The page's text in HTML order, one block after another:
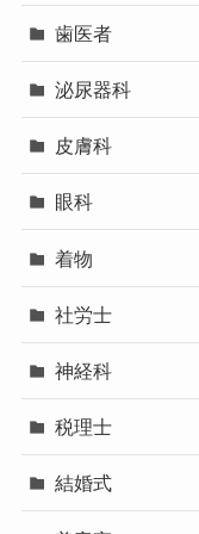
歯医者
泌尿器科
皮膚科
眼科
着物
社労士
神経科
税理士
結婚式